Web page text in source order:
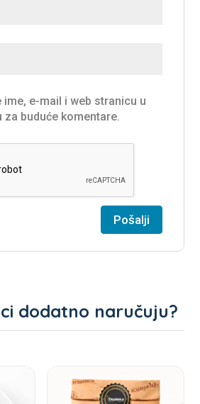
ime, e-mail i web stranicu u
buduće komentare.
dodatno naručuju?
product